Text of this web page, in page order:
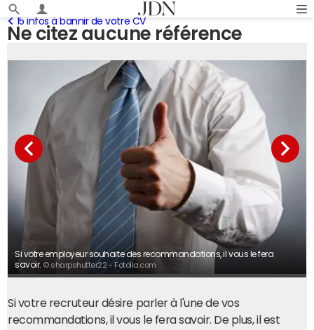
Ne citez aucune référence
15 infos à bannir de votre CV
Si votre employeur souhaite des recommandations, il vous le fera
savoir. © sharpshutter22 - Fotolia.com
Si votre recruteur désire parler à l'une de vos
recommandations, il vous le fera savoir. De plus, il est